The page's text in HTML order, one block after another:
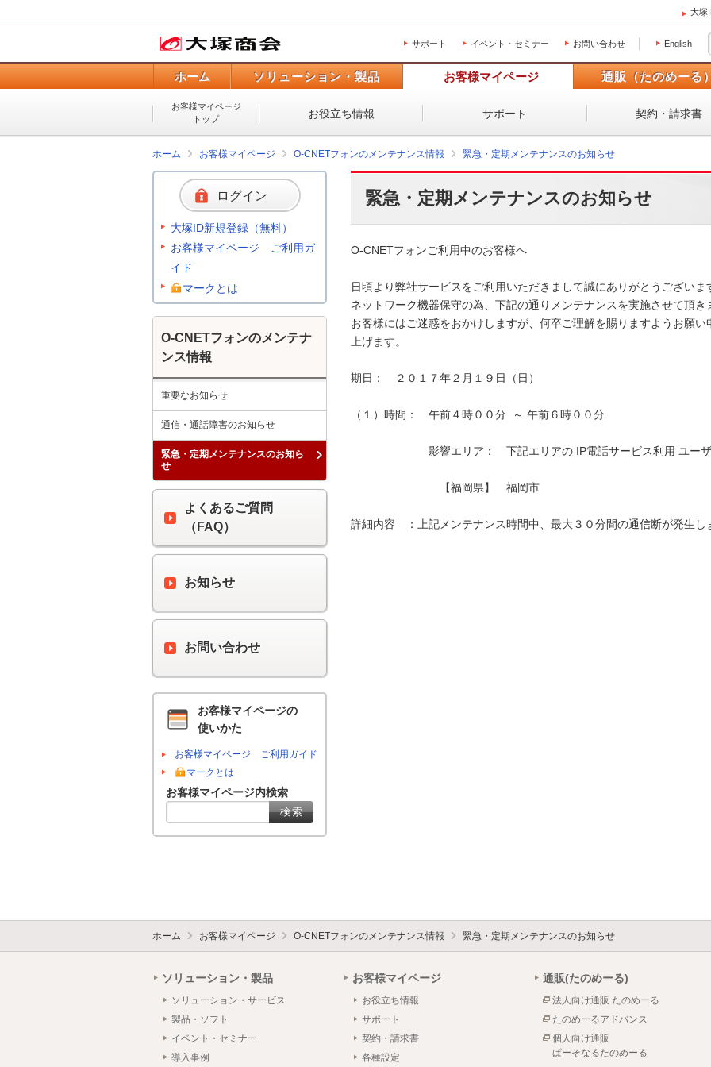
大塚
サポート イベント・セミナー お問い合わせ English
ホーム ソリューション・製品 お客様マイページ 通販（たのめーる）
お客様マイページ
トップ
お役立ち情報 サポート 契約・請求書
ホーム お客様マイページ O-CNETフォンのメンテナンス情報 緊急・定期メンテナンスのお知らせ
緊急・定期メンテナンスのお知らせ
O-CNETフォンご利用中のお客様へ
日頃より弊社サービスをご利用いただきまして誠にありがとうございま
ネットワーク機器保守の為、下記の通りメンテナンスを実施させて頂き
お客様にはご迷惑をおかけしますが、何卒ご理解を賜りますようお願い
上げます。
期日：　２０１７年２月１９日（日）
（１）時間：　午前４時００分  ～ 午前６時００分
影響エリア：　下記エリアの IP電話サービス利用 ユー
【福岡県】　福
詳細内容　：上記メンテナンス時間中、最大３０分間の通信断が発生し
ログイン
大塚ID新規登録（無料）
お客様マイページ ご利用ガ
イド
マークとは
O-CNETフォンのメンテナ
ンス情報
重要なお知らせ
通信・通話障害のお知らせ
緊急・定期メンテナンスのお知ら
せ
よくあるご質問
（FAQ）
お知らせ
お問い合わせ
お客様マイページの
使いかた
お客様マイページ ご利用ガイド
マークとは
お客様マイページ内検索
ホーム お客様マイページ O-CNETフォンのメンテナンス情報 緊急・定期メンテナンスのお知らせ
ソリューション・製品
ソリューション・サービス
製品・ソフト
イベント・セミナー
導入事例
お客様マイページ
お役立ち情報
サポート
契約・請求書
各種設定
通販(たのめーる)
法人向け通販 たのめーる
たのめーるアドバンス
個人向け通販
ぱーそなるたのめーる